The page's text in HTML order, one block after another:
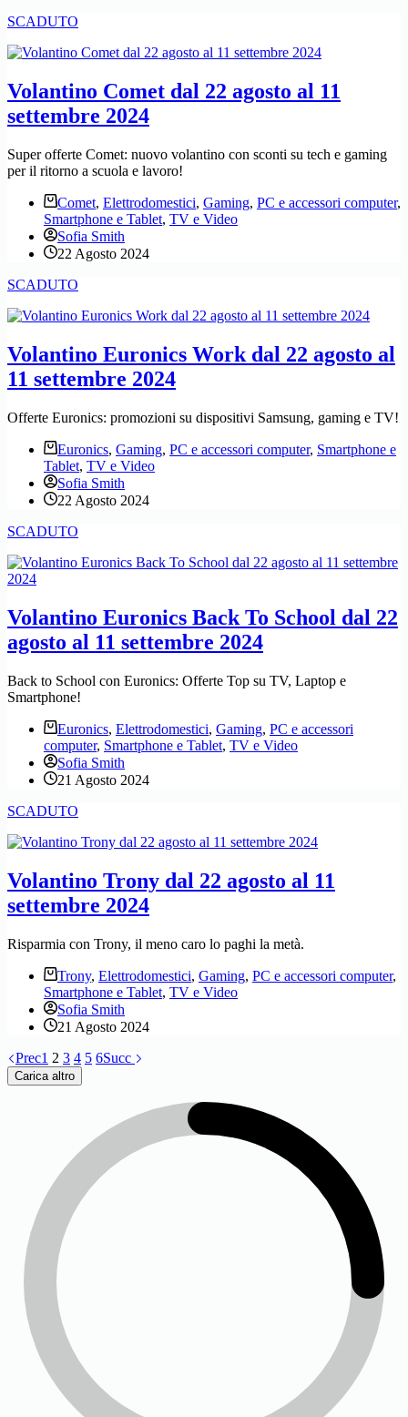
SCADUTO
Volantino Comet dal 22 agosto al 11
settembre 2024
Super offerte Comet: nuovo volantino con sconti su tech e gaming
per il ritorno a scuola e lavoro!
Comet, Elettrodomestici, Gaming, PC e accessori computer,
Smartphone e Tablet, TV e Video
Sofia Smith
22 Agosto 2024
SCADUTO
Volantino Euronics Work dal 22 agosto al
11 settembre 2024
Offerte Euronics: promozioni su dispositivi Samsung, gaming e TV!
Euronics, Gaming, PC e accessori computer, Smartphone e
Tablet, TV e Video
Sofia Smith
22 Agosto 2024
SCADUTO
Volantino Euronics Back To School dal 22
agosto al 11 settembre 2024
Back to School con Euronics: Offerte Top su TV, Laptop e
Smartphone!
Euronics, Elettrodomestici, Gaming, PC e accessori
computer, Smartphone e Tablet, TV e Video
Sofia Smith
21 Agosto 2024
SCADUTO
Volantino Trony dal 22 agosto al 11
settembre 2024
Risparmia con Trony, il meno caro lo paghi la metà.
Trony, Elettrodomestici, Gaming, PC e accessori computer,
Smartphone e Tablet, TV e Video
Sofia Smith
21 Agosto 2024
Prec1 2 3 4 5 6Succ
Carica altro